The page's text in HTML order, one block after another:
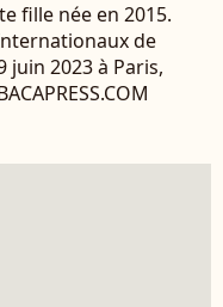
fille née en 2015.
de
juin 2023 à Paris,